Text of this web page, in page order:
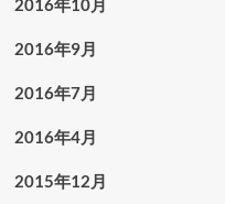
2016年10月
2016年9月
2016年7月
2016年4月
2015年12月